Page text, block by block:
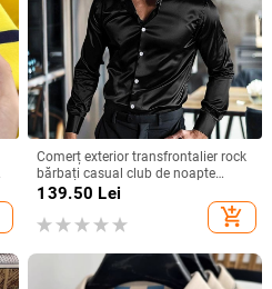
Comerț exterior transfrontalier rock
bărbați casual club de noapte
strălucitor rever cămașă scenă dur
tip cămașă cu mânecă lungă
pentru bărbați
139.50 Lei
add_shopping_cart